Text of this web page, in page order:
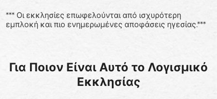
*** Οι εκκλησίες επωφελούνται από ισχυρότερη
εμπλοκή και πιο ενημερωμένες αποφάσεις ηγεσίας.***
Για Ποιον Είναι Αυτό το Λογισμικό
Εκκλησίας